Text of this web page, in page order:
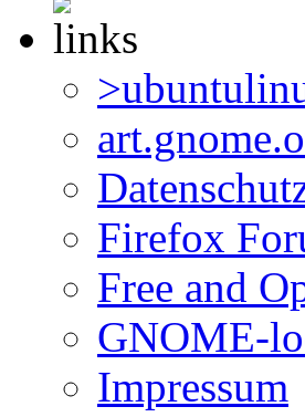
Firefox
Free and
GNOME-
Impressum